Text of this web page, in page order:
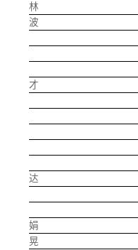
陈石林
陈顺波
陈天才
陈显达
陈晓娟
陈信晃